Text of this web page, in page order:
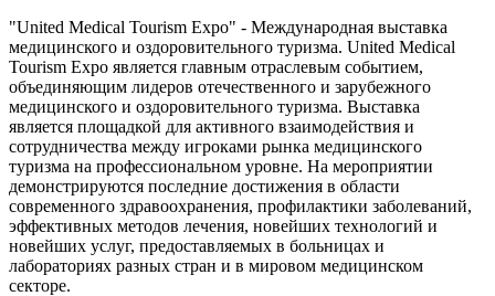
"United Medical Tourism Expo" - Международная выставка
медицинского и оздоровительного туризма. United Medical
Tourism Expo является главным отраслевым событием,
объединяющим лидеров отечественного и зарубежного
медицинского и оздоровительного туризма. Выставка
является площадкой для активного взаимодействия и
сотрудничества между игроками рынка медицинского
туризма на профессиональном уровне. На мероприятии
демонстрируются последние достижения в области
современного здравоохранения, профилактики заболеваний,
эффективных методов лечения, новейших технологий и
новейших услуг, предоставляемых в больницах и
лабораториях разных стран и в мировом медицинском
секторе.